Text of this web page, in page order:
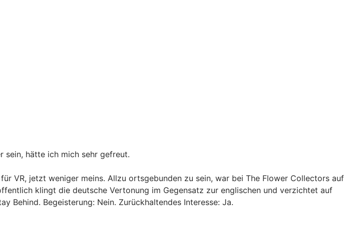
sein, hätte ich mich sehr gefreut.
VR, jetzt weniger meins. Allzu ortsgebunden zu sein, war bei The Flower Collectors auf
klingt die deutsche Vertonung im Gegensatz zur englischen und verzichtet auf
Behind. Begeisterung: Nein. Zurückhaltendes Interesse: Ja.